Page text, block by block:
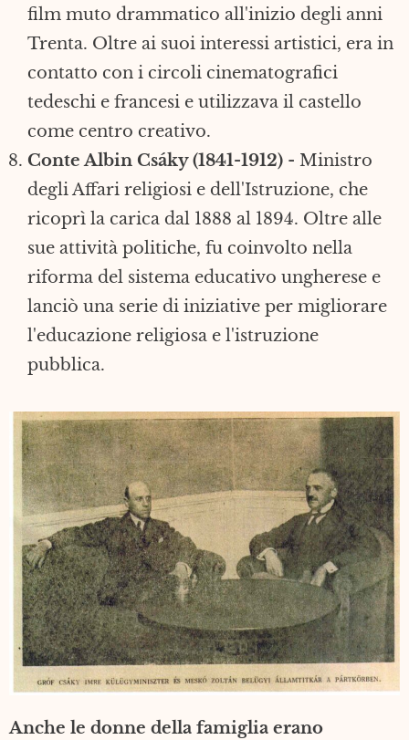
film muto drammatico all'inizio degli anni
Trenta. Oltre ai suoi interessi artistici, era in
contatto con i circoli cinematografici
tedeschi e francesi e utilizzava il castello
come centro creativo.
Conte Albin Csáky (1841-1912) - Ministro
degli Affari religiosi e dell'Istruzione, che
ricoprì la carica dal 1888 al 1894. Oltre alle
sue attività politiche, fu coinvolto nella
riforma del sistema educativo ungherese e
lanciò una serie di iniziative per migliorare
l'educazione religiosa e l'istruzione
pubblica.
Anche le donne della famiglia erano